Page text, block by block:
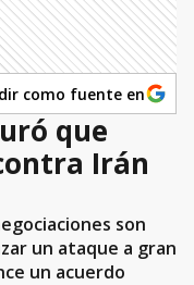
como fuente en
que
Irán
son
un ataque a gran
un acuerdo